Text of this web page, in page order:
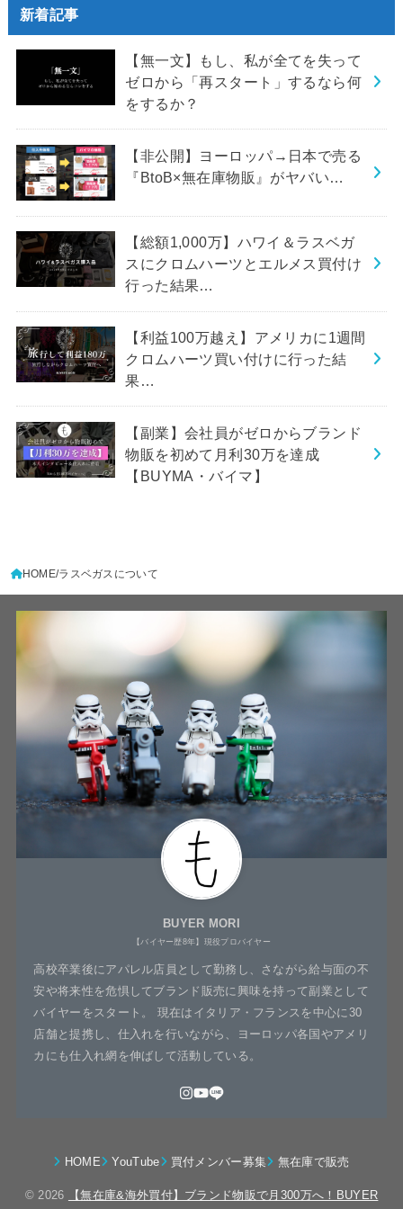
新着記事
【無一文】もし、私が全てを失って
ゼロから「再スタート」するなら何
をするか？
【非公開】ヨーロッパ→日本で売る
『BtoB×無在庫物販』がヤバい…
【総額1,000万】ハワイ＆ラスベガ
スにクロムハーツとエルメス買付け
行った結果…
【利益100万越え】アメリカに1週間
クロムハーツ買い付けに行った結
果…
【副業】会社員がゼロからブランド
物販を初めて月利30万を達成
【BUYMA・バイマ】
HOME ラスベガスについて
BUYER MORI
【バイヤー歴8年】現役プロバイヤー
高校卒業後にアパレル店員として勤務し、さながら給与面の不
安や将来性を危惧してブランド販売に興味を持って副業として
バイヤーをスタート。 現在はイタリア・フランスを中心に30
店舗と提携し、仕入れを行いながら、ヨーロッパ各国やアメリ
カにも仕入れ網を伸ばして活動している。
HOME YouTube 買付メンバー募集 無在庫で販売
© 2026 【無在庫&海外買付】ブランド物販で月300万へ！BUYER